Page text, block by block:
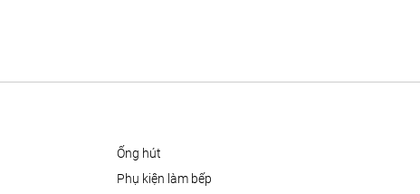
ống hút
phụ kiện làm bếp